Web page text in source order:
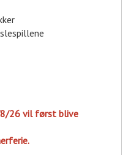
26 vil først blive